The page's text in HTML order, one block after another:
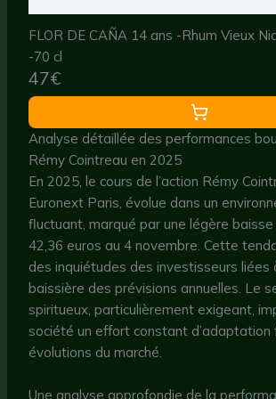
FLOR DE CAÑA 14 ans -Rhum Vieux
-70 cl
47€
Analyse détaillée des performances
Rémy Cointreau en 2025
En 2025, le cours de l’action Rémy
Euronext Paris, évolue dans un
fluctuant, marqué par une légère
42,36 euros au 4 novembre. Cette
des inquiétudes des investisseurs liées
baissière des prévisions annuelles. Le
spiritueux, particulièrement exigeant,
société un effort constant d’adaptation
évolutions du marché.
Une analyse approfondie de la